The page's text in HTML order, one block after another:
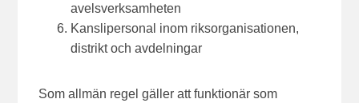
avelsverksamheten
Kanslipersonal inom riksorganisationen,
distrikt och avdelningar
Som allmän regel gäller att funktionär som